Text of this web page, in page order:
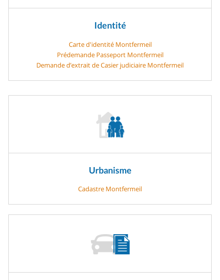
Identité
Carte d'identité Montfermeil
Prédemande Passeport Montfermeil
Demande d’extrait de Casier judiciaire Montfermeil
Urbanisme
Cadastre Montfermeil